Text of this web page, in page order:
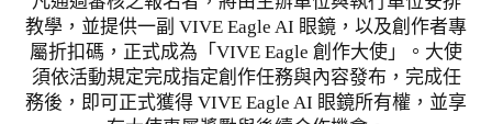
教學，並提供一副 VIVE Eagle AI 眼鏡，以及創作者專
屬折扣碼，正式成為「VIVE Eagle 創作大使」。大使
須依活動規定完成指定創作任務與內容發布，完成任
務後，即可正式獲得 VIVE Eagle AI 眼鏡所有權，並享